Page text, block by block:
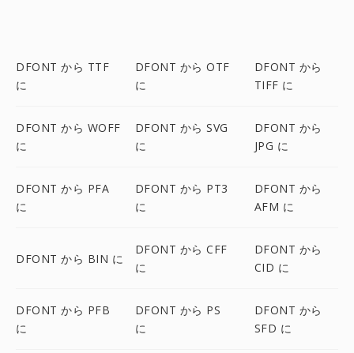
DFONT から TTF
に
DFONT から OTF
に
DFONT から
TIFF に
DFONT から WOFF
に
DFONT から SVG
に
DFONT から
JPG に
DFONT から PFA
に
DFONT から PT3
に
DFONT から
AFM に
DFONT から BIN に
DFONT から CFF
に
DFONT から
CID に
DFONT から PFB
に
DFONT から PS
に
DFONT から
SFD に